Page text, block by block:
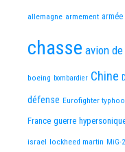
allemagne armement armée
chasse avion
boeing bombardier Chine
défense Eurofighter
France guerre
israel lockheed martin MiG-